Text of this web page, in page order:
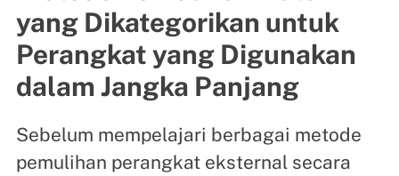
yang Dikategorikan untuk
Perangkat yang Digunakan
dalam Jangka Panjang
Sebelum mempelajari berbagai metode
pemulihan perangkat eksternal secara